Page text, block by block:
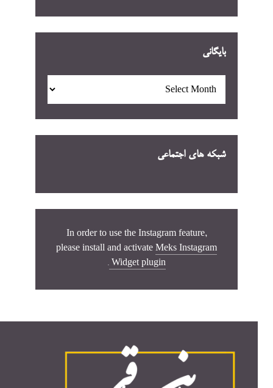
بایگانی
شبکه های اجتماعی
In order to use the Instagram feature,
please install and activate Meks Instagram
Widget plugin
.